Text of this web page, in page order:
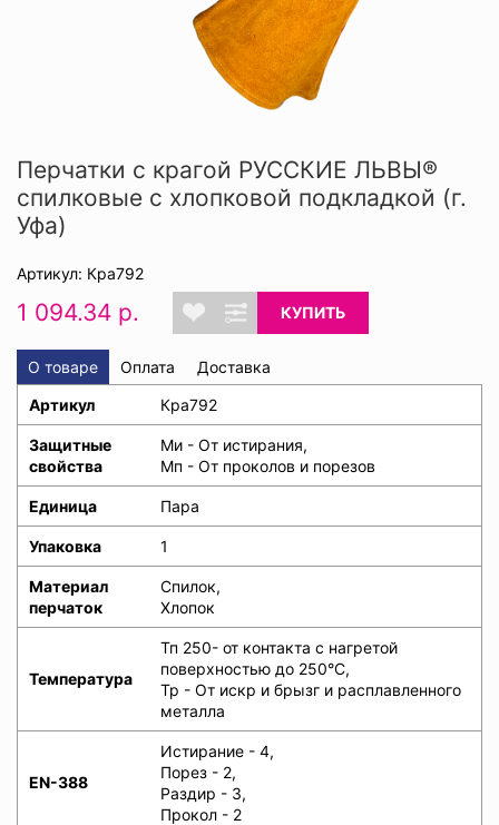
Перчатки с крагой РУССКИЕ ЛЬВЫ®
спилковые с хлопковой подкладкой (г.
Уфа)
Артикул: Кра792
1 094.34 р. КУПИТЬ
О товаре Оплата
Доставка
Артикул
Кра792
Защитные
свойства
Ми - От истирания,
Мп - От проколов и порезов
Единица Пара
Упаковка 1
Материал
перчаток
Спилок,
Хлопок
Температура
Тп 250- от контакта с нагретой
поверхностью до 250°C,
Тр - От искр и брызг и расплавленного
металла
EN-388
Истирание - 4,
Порез - 2,
Раздир - 3,
Прокол - 2